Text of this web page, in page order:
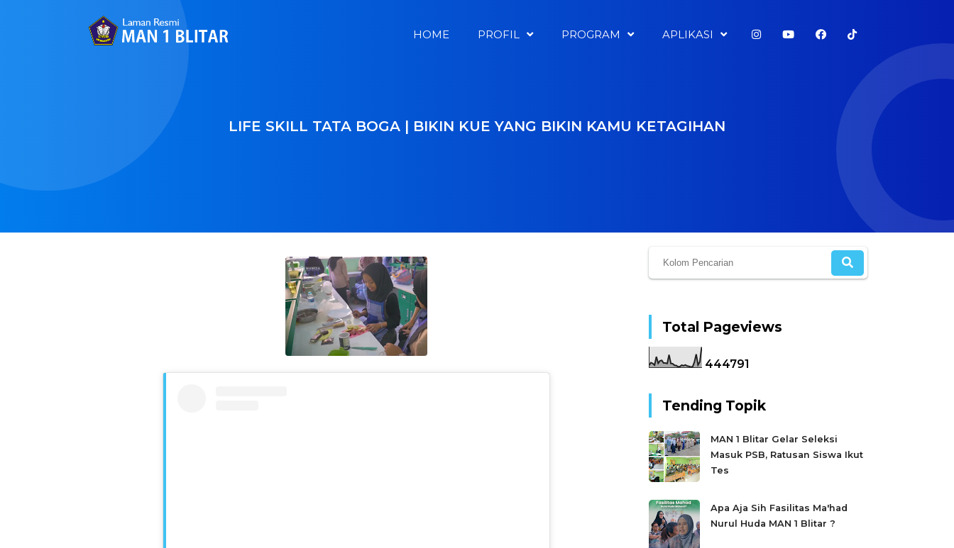
HOME PROFIL PROGRAM APLIKASI
LIFE SKILL TATA BOGA | BIKIN KUE YANG BIKIN KAMU KETAGIHAN
Total Pageviews
444791
Tending Topik
MAN 1 Blitar Gelar Seleksi
Masuk PSB, Ratusan Siswa Ikut
Tes
Apa Aja Sih Fasilitas Ma'had
Nurul Huda MAN 1 Blitar ?